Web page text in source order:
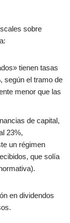
sobre
tienen tasas
según el tramo de
menor que las
de capital,
23%,
un régimen
que solía
en dividendos